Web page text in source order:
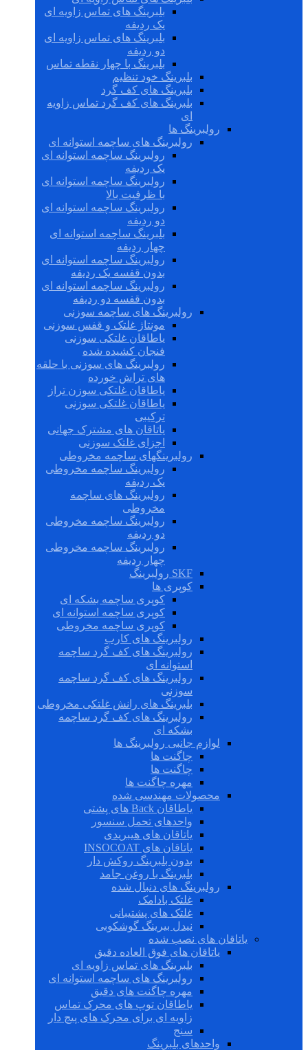
بلبرینگ های تماس زاویه ای
یک ردیفه
بلبرینگ های تماس زاویه ای
دو ردیفه
بلبرینگ با چهار نقطه تماس
بلبرینگ خود تنظیم
بلبرینگ های کف گرد
بلبرینگ های کف گرد تماس زاویه
ای
رولبرینگ ها
رولبرینگ های ساچمه استوانه ای
رولبرینگ ساچمه استوانه ای
یک ردیفه
رولبرینگ ساچمه استوانه ای
با ظرفیت بالا
رولبرینگ ساچمه استوانه ای
دو ردیفه
بلبرینگ ساچمه استوانه ای
چهار ردیفه
رولبرینگ ساچمه استوانه ای
بدون قفسه یک ردیفه
رولبرینگ ساچمه استوانه ای
بدون قفسه دو ردیفه
رولبرینگ های ساچمه سوزنی
مونتاژ غلتک و قفس سوزنی
یاطاقان غلتکی سوزنی
فنجان کشیده شده
رولبرینگ های سوزنی با حلقه
های تراش خورده
یاطاقان غلتکی سوزن تراز
یاطاقان غلتکی سوزنی
ترکیبی
یاتاقان های مشترک جهانی
اجزای غلتک سوزنی
رولبرینگهای ساچمه مخروطی
رولبرینگ ساچمه مخروطی
یک ردیفه
رولبرینگ های ساچمه
مخروطی
رولبرینگ ساچمه مخروطی
دو ردیفه
رولبرینگ ساچمه مخروطی
چهار ردیفه
SKF رولبرینگ
کوپری ها
کوپری ساچمه بشکه ای
کوپری ساچمه استوانه ای
کوپری ساچمه مخروطی
رولبرینگ های کارب
رولبرینگ های کف گرد ساچمه
استوانه ای
رولبرینگ های کف گرد ساچمه
سوزنی
بلبرینگ های رانش غلتکی مخروطی
رولبرینگ های کف گرد ساچمه
بشکه ای
لوازم جانبی رولبرینگ ها
چاگنت ها
چاگنت ها
مهره چاگنت ها
محصولات مهندسی شده
یاطاقان Back های پشتی
واحدهای تحمل سنسور
یاتاقان های هیبریدی
یاتاقان های INSOCOAT
بدون بلبرینگ روکش دار
بلبرینگ با روغن جامد
رولبرینگ های دنبال شده
غلتک بادامک
غلتک های پشتیبانی
نیدل بیرینگ گوشکوبی
یاتاقان های نصب شده
یاتاقان های فوق العاده دقیق
بلبرینگ های تماس زاویه ای
رولبرینگ های ساچمه استوانه ای
مهره چاگنت های دقیق
یاطاقان توپ های محرک تماس
زاویه ای برای محرک های پیچ دار
سنج
واحدهای بلبرینگ